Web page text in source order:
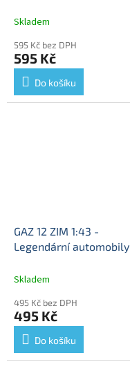
modelem #105
Skladem
595 Kč bez DPH
595 Kč
Do košíku
GAZ 12 ZIM 1:43 -
Legendární automobily
modelem #91
Skladem
495 Kč bez DPH
495 Kč
Do košíku